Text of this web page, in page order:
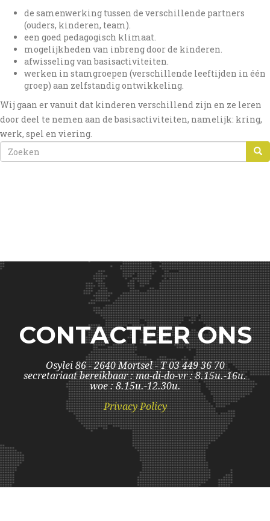
de samenwerking tussen de verschillende partners
(ouders, kinderen, team).
een goed pedagogisch klimaat.
mogelijkheden van inbreng door de kinderen.
afwisseling van basisactiviteiten.
werken in stamgroepen (verschillende leeftijden in één
groep) aan zelfstandig ontwikkeling.
Wij gaan er vanuit dat kinderen verschillend zijn en ze leren
door deel te nemen aan de basisactiviteiten, namelijk: kring,
werk, spel en viering.
ZOEKVELD
CONTACTEER ONS
Osylei 86 - 2640 Mortsel - T 03 449 36 70
secretariaat bereikbaar : ma-di-do-vr : 8.15u.-16u.
woe : 8.15u.-12.30u.
Privacy Policy